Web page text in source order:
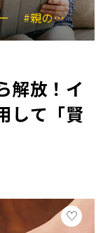
ー #親のサポート
解放！イ
して「賢